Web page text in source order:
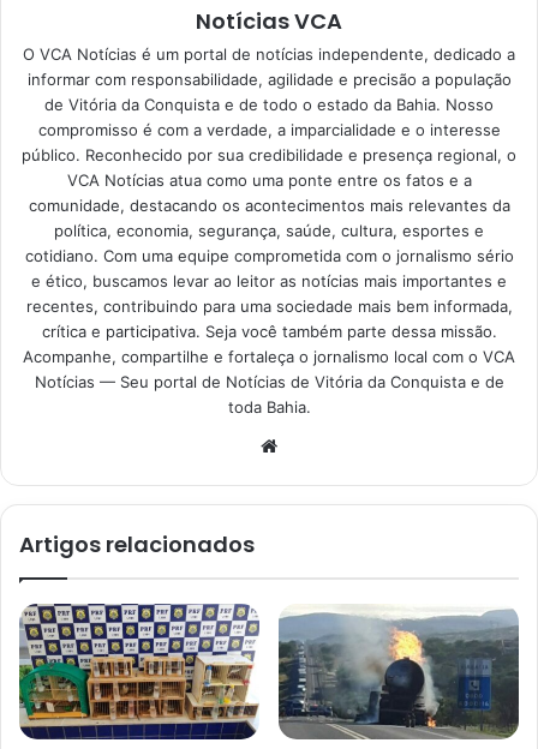
Notícias VCA
O VCA Notícias é um portal de notícias independente, dedicado a
informar com responsabilidade, agilidade e precisão a população
de Vitória da Conquista e de todo o estado da Bahia. Nosso
compromisso é com a verdade, a imparcialidade e o interesse
público. Reconhecido por sua credibilidade e presença regional, o
VCA Notícias atua como uma ponte entre os fatos e a
comunidade, destacando os acontecimentos mais relevantes da
política, economia, segurança, saúde, cultura, esportes e
cotidiano. Com uma equipe comprometida com o jornalismo sério
e ético, buscamos levar ao leitor as notícias mais importantes e
recentes, contribuindo para uma sociedade mais bem informada,
crítica e participativa. Seja você também parte dessa missão.
Acompanhe, compartilhe e fortaleça o jornalismo local com o VCA
Notícias — Seu portal de Notícias de Vitória da Conquista e de
toda Bahia.
Artigos relacionados